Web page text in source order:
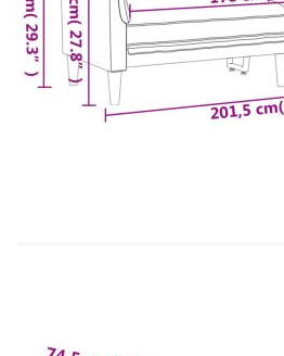
Дълбочина на
Височина на седалката
Височина на